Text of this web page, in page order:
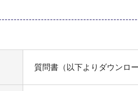
質問書（以下よりダウンロ